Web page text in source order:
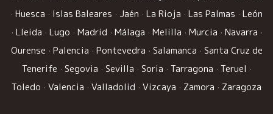
· Huesca · Islas Baleares · Jaén · La Rioja · Las Palmas · León
· Lleida · Lugo · Madrid · Málaga · Melilla · Murcia · Navarra ·
Ourense · Palencia · Pontevedra · Salamanca · Santa Cruz de
Tenerife · Segovia · Sevilla · Soria · Tarragona · Teruel ·
Toledo · Valencia · Valladolid · Vizcaya · Zamora · Zaragoza